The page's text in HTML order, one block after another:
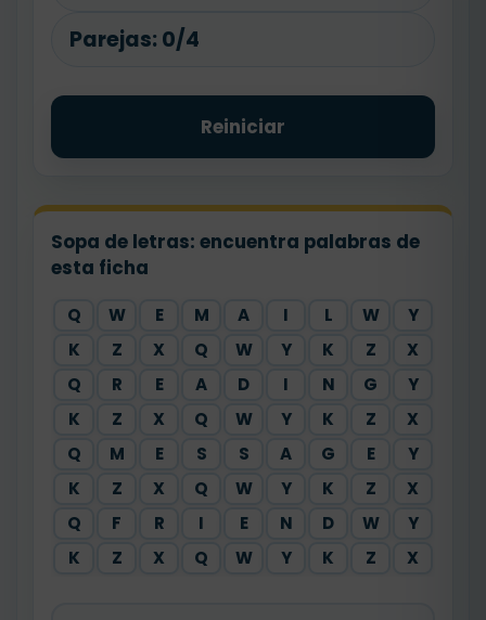
Parejas: 0/4
Reiniciar
Sopa de letras: encuentra palabras de
esta ficha
Q W E M A I L W
Y
K
Z X Q W Y K Z
X
Q
R E A D I N G
Y
K
Z X Q W Y K Z
X
Q
M E S S A G E
Y
K
Z X Q W Y K Z
X
Q
F R I E N D W
Y
K
Z X Q W Y K Z X